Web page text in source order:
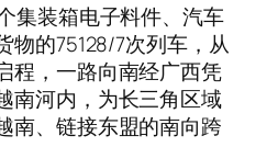
装箱电子料件、汽车
物的75128/7次列车，从
程，一路向南经广西凭
南河内，为长三角区域
南、链接东盟的南向跨